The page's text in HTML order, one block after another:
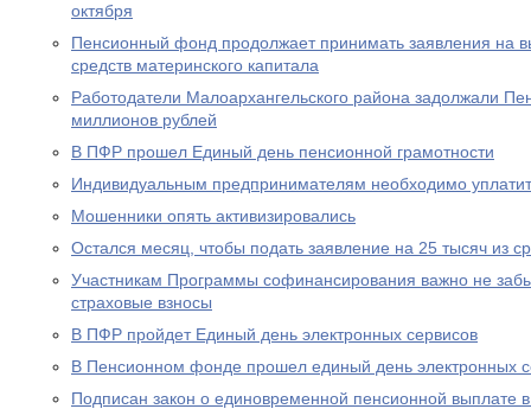
октября
Пенсионный фонд продолжает принимать заявления на
средств материнского капитала
Работодатели Малоархангельского района задолжали
миллионов рублей
В ПФР прошел Единый день пенсионной грамотности
Индивидуальным предпринимателям необходимо
Мошенники опять активизировались
Остался месяц, чтобы подать заявление на 25 тысяч из
Участникам Программы софинансирования важно не
страховые взносы
В ПФР пройдет Единый день электронных сервисов
В Пенсионном фонде прошел единый день электронных
Подписан закон о единовременной пенсионной выплате